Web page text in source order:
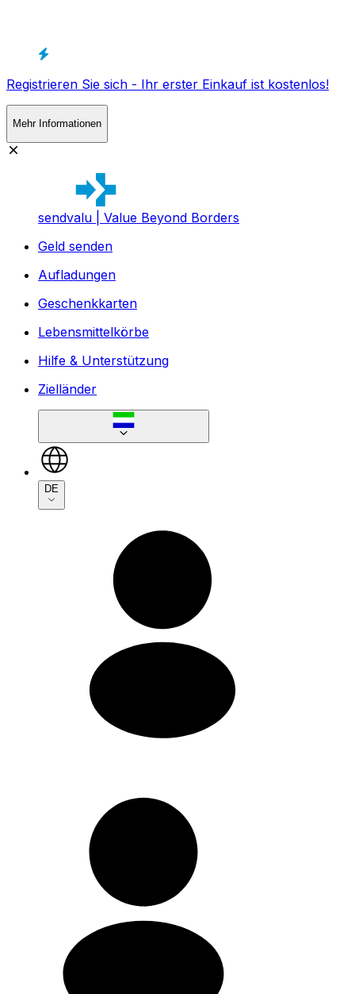
Registrieren Sie sich - Ihr erster Einkauf ist kostenlos!
Mehr Informationen
sendvalu | Value Beyond Borders
Geld senden
Aufladungen
Geschenkkarten
Lebensmittelkörbe
Hilfe & Unterstützung
Zielländer
DE